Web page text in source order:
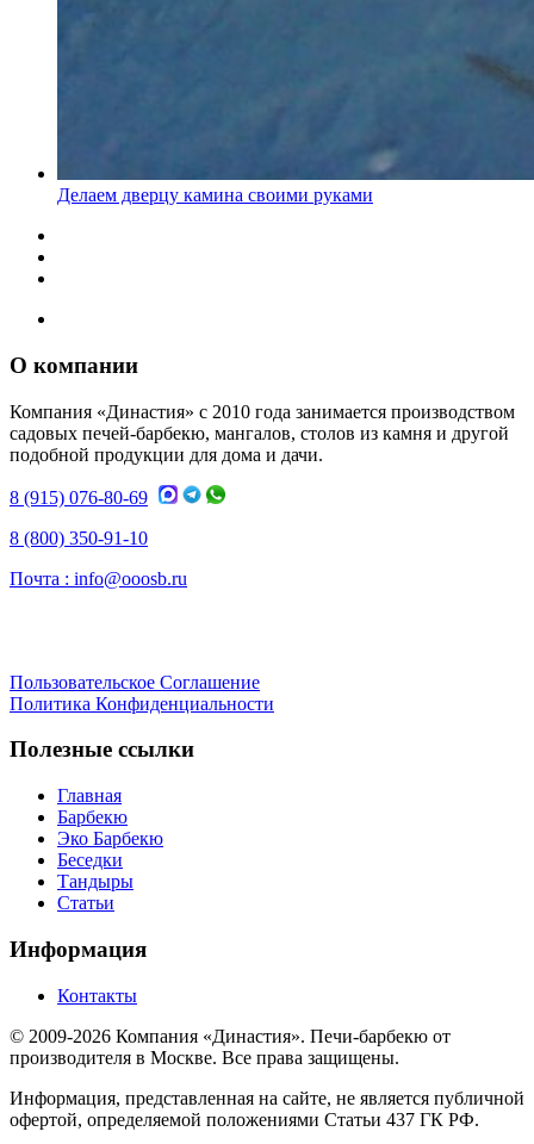
Делаем дверцу камина своими руками
О компании
Компания «Династия» с 2010 года занимается производством
садовых печей-барбекю, мангалов, столов из камня и другой
подобной продукции для дома и дачи.
8 (915) 076-80-69
8 (800) 350-91-10
Почта : info@ooosb.ru
Пользовательское Соглашение
Политика Конфиденциальности
Полезные ссылки
Главная
Барбекю
Эко Барбекю
Беседки
Тандыры
Статьи
Информация
Контакты
© 2009-2026 Компания «Династия». Печи-барбекю от
производителя в Москве. Все права защищены.
Информация, представленная на сайте, не является публичной
офертой, определяемой положениями Статьи 437 ГК РФ.